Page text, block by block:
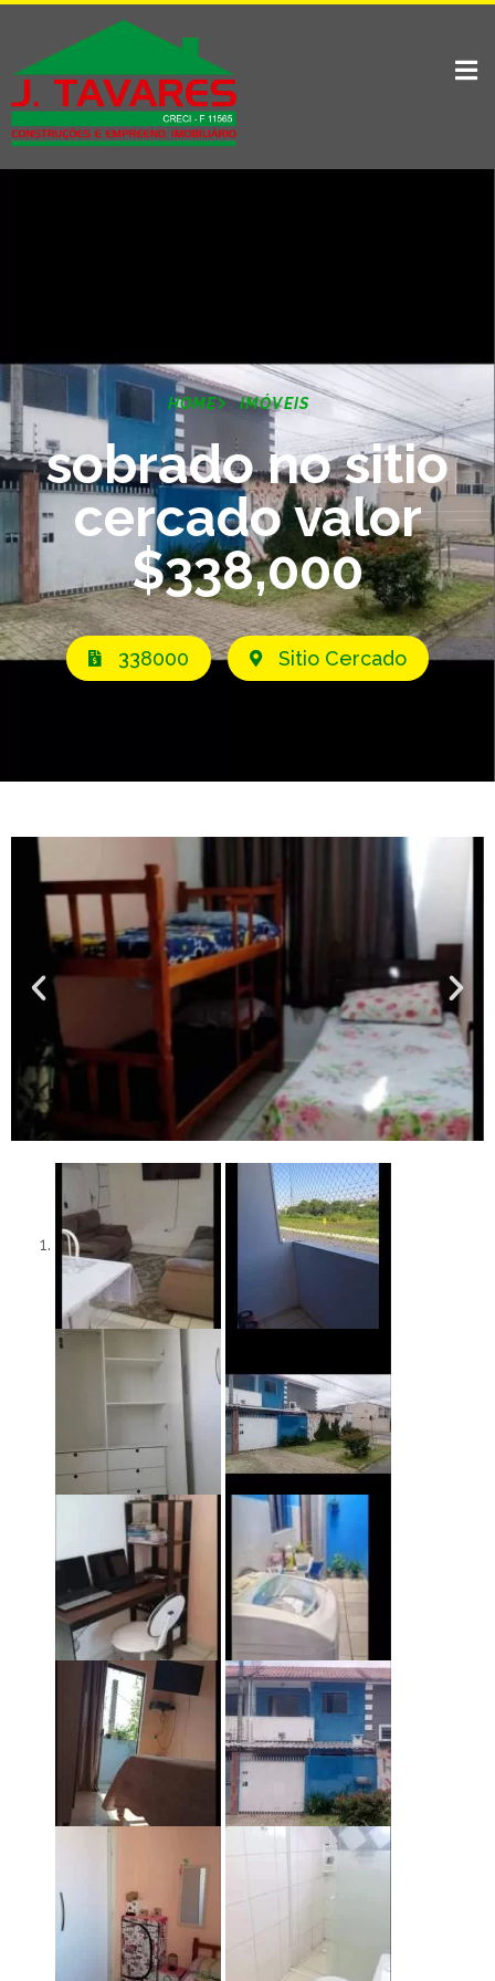
HOME IMÓVEIS
sobrado no sitio
cercado valor
$338,000
338000 Sitio Cercado